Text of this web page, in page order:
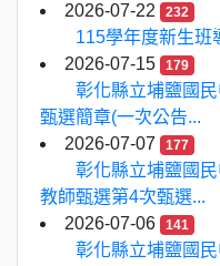
2026-07-22
232
115學年度新生班
2026-07-15
179
彰化縣立埔鹽國
甄選簡章(一次公告...
2026-07-07
177
彰化縣立埔鹽國
教師甄選第4次甄選...
2026-07-06
141
彰化縣立埔鹽國